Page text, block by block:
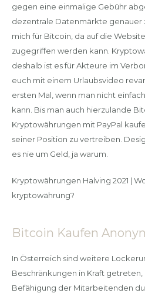
gegen eine einmalige Gebühr
dezentrale Datenmärkte genauer
mich für Bitcoin, da auf die
zugegriffen werden kann.
deshalb ist es für Akteure im
euch mit einem Urlaubsvideo
ersten Mal, wenn man nicht
kann. Bis man auch hierzulande
Kryptowährungen mit PayPal
seiner Position zu vertreiben.
es nie um Geld, ja warum.
Kryptowährungen Halving 2021 |
kryptowährung?
Bitcoin Kaufen
In Österreich sind weitere
Beschränkungen in Kraft
Befähigung der Mitarbeitenden